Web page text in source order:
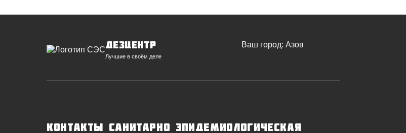
ДезЦентр
Лучшие в своём деле
Ваш город: Азов
Контакты Санитарно эпидемиологическая